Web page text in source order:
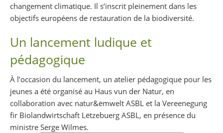
changement climatique. Il s’inscrit pleinement dans les
objectifs européens de restauration de la biodiversité.
Un lancement ludique et
pédagogique
À l’occasion du lancement, un atelier pédagogique pour les
jeunes a été organisé au Haus vun der Natur, en
collaboration avec natur&ëmwelt ASBL et la Vereenegung
fir Biolandwirtschaft Lëtzebuerg ASBL, en présence du
ministre Serge Wilmes.